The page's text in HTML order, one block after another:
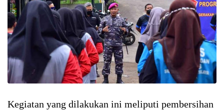
Kegiatan yang dilakukan ini meliputi pembersihan